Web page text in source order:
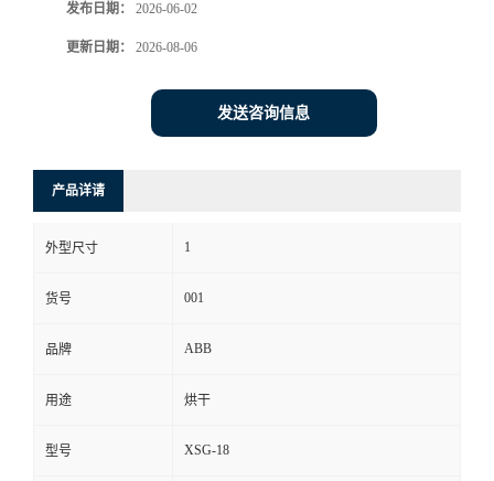
发布日期： 2026-06-02
更新日期： 2026-08-06
发送咨询信息
产品详请
外型尺寸 1
货号 001
品牌 ABB
用途 烘干
型号 XSG-18